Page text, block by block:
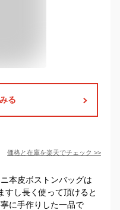
る
価格と在庫を楽天でチェック >>
本皮ボストンバッグは
すし長く使って頂けると
に手作りした一品で